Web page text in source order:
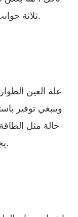
ثلاثة جوانب ، منطقة التثبيت ، تطبيق و دليل اختيار.
علة العين
وينبغي توفير
حالة مثل
يجب أن يجبر لخفض لفترة قصيرة الوقت.